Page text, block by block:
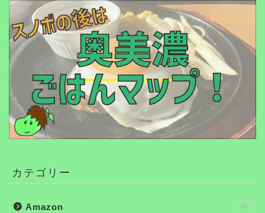
カテゴリー
Amazon 26